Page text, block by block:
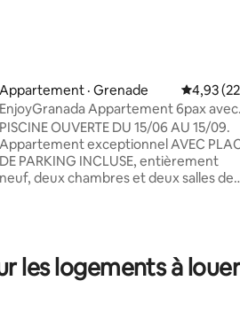
de 4,93 sur 5, 366 commentaires
Appartement · Grenade Note
4,93
EnjoyGranada Appartement 6pax avec
terrasse
PISCINE OUVERTE DU 15/06 AU 15/09.
Appartement exceptionnel AVEC
DE PARKING INCLUSE, entièrement
neuf, deux chambres et deux salles de
plus petits, une table de pin-pon, etc. Les
deux chambres ont des lits doubles
les logements à